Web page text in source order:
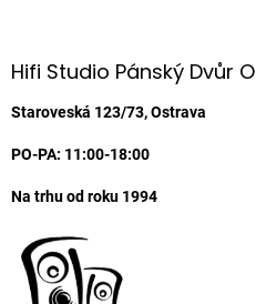
aHifi Studio Pánský Dvůr
Staroveská 123/73, Ostrava
PO-PA: 11:00-18:00
Na trhu od roku 1994